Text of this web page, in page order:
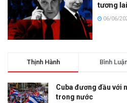
tương lai
06/06/
Thịnh Hành Bình
Cuba đương đầu với
trong nước